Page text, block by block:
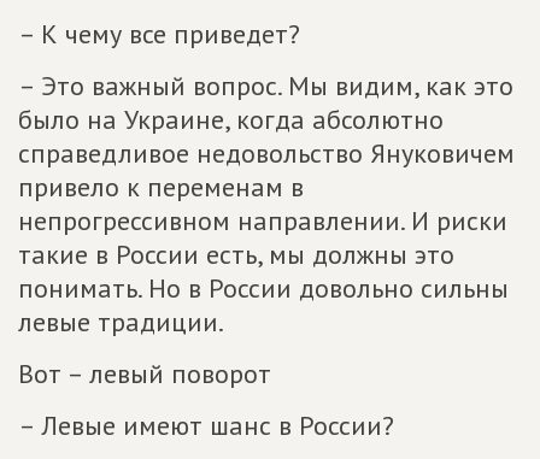
– К чему все приведет?
– Это важный вопрос. Мы видим, как это
было на Украине, когда абсолютно
справедливое недовольство Януковичем
привело к переменам в
непрогрессивном направлении. И риски
такие в России есть, мы должны это
понимать. Но в России довольно сильны
левые традиции.
Вот – левый поворот
– Левые имеют шанс в России?